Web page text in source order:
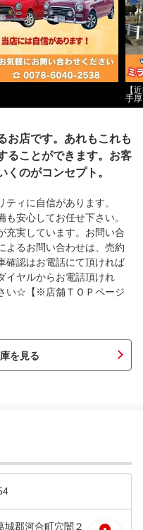
【
手
お店です。あれもこれも
ることができます。お客
のがコンセプト。
ィに自信があります。
安心してお任せ下さい。
実しています。お問い合
よるお問い合わせは、売約
確認はお電話にて頂ければ
イヤルからお電話頂けれ
い☆【※店舗ＴＯＰページ
を見る
城郡河合町穴闇２